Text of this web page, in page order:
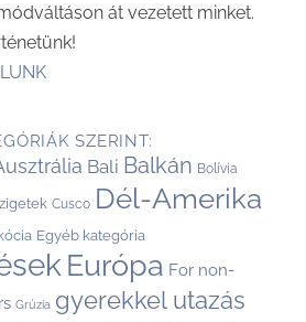
át vezetett minket.
SZERINT:
Bali Balkán Bolívia
Cusco Dél-Amerika
Egyéb kategória
Európa For non-
Grúzia gyerekkel utazás